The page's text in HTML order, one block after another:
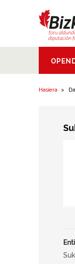
Aldundia
Foral de
Hasiera